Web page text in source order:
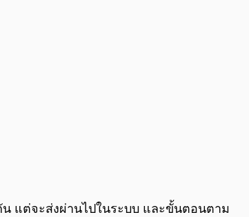
น แต่จะส่งผ่านไปในระบบ และขั้นตอนตาม